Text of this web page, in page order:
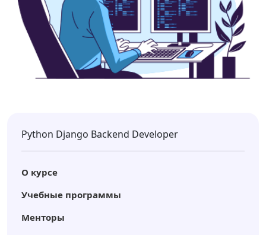
Python Django Backend Developer
О курсе
Учебные программы
Менторы